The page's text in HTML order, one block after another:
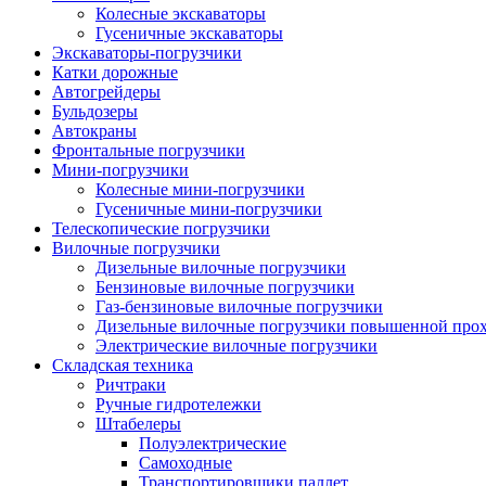
Колесные экскаваторы
Гусеничные экскаваторы
Экскаваторы-погрузчики
Катки дорожные
Автогрейдеры
Бульдозеры
Автокраны
Фронтальные погрузчики
Мини-погрузчики
Колесные мини-погрузчики
Гусеничные мини-погрузчики
Телескопические погрузчики
Вилочные погрузчики
Дизельные вилочные погрузчики
Бензиновые вилочные погрузчики
Газ-бензиновые вилочные погрузчики
Дизельные вилочные погрузчики повышенной
Электрические вилочные погрузчики
Складская техника
Ричтраки
Ручные гидротележки
Штабелеры
Полуэлектрические
Самоходные
Транспортировщики паллет